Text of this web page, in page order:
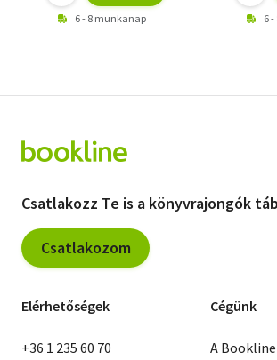
6 - 8 munkanap 6
Csatlakozz Te is a könyvrajongók
Csatlakozom
Elérhetőségek
+36 1 235 60 70
Cégünk
A